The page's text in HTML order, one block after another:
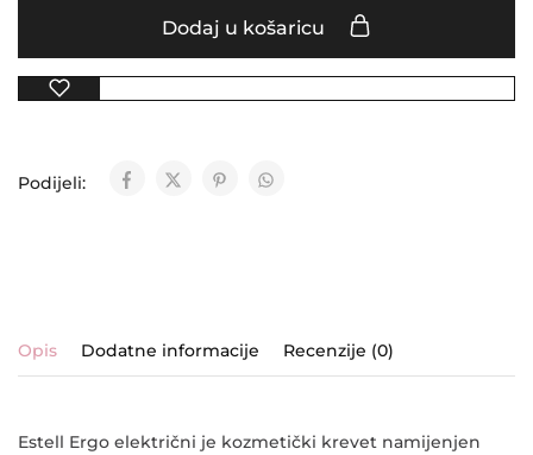
Dodaj u košaricu
Podijeli:
Opis Dodatne informacije Recenzije (0)
Estell Ergo električni je kozmetički krevet namijenjen